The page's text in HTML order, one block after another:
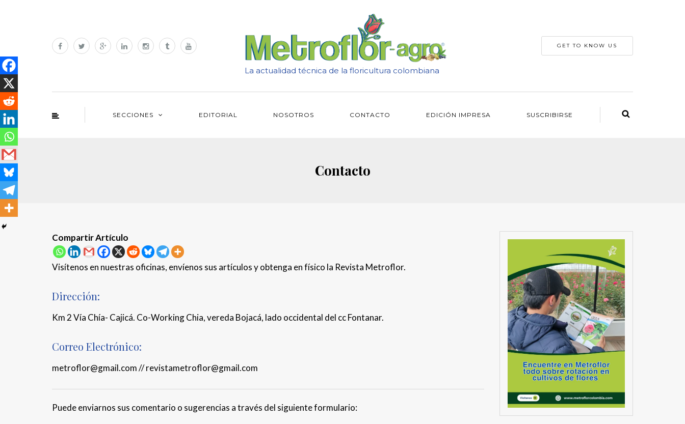
La actualidad técnica de la floricultura colombiana
GET TO KNOW US
SECCIONES EDITORIAL NOSOTROS CONTACTO EDICIÓN IMPRESA SUSCRIBIRSE
Contacto
Compartir Artículo
Visítenos en nuestras oficinas, envíenos sus artículos y obtenga en físico la Revista Metroflor.
Dirección:
Km 2 Vía Chía- Cajicá. Co-Working Chia, vereda Bojacá, lado occidental del cc Fontanar.
Correo Electrónico:
metroflor@gmail.com // revistametroflor@gmail.com
Puede enviarnos sus comentario o sugerencias a través del siguiente formulario: